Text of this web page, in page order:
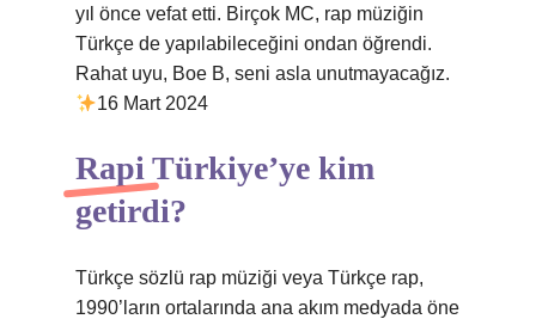
yıl önce vefat etti. Birçok MC, rap müziğin
Türkçe de yapılabileceğini ondan öğrendi.
Rahat uyu, Boe B, seni asla unutmayacağız.
16 Mart 2024
Rapi Türkiye’ye kim
getirdi?
Türkçe sözlü rap müziği veya Türkçe rap,
1990’ların ortalarında ana akım medyada öne